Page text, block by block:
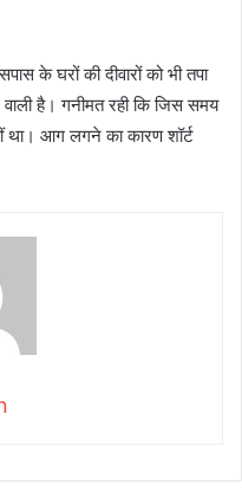
के घरों की दीवारों को भी तपा
है। गनीमत रही कि जिस समय
आग लगने का कारण शॉर्ट